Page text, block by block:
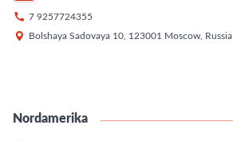
 7 9257724355
 Bolshaya Sadovaya 10, 123001 Moscow, Russia
Nordamerika